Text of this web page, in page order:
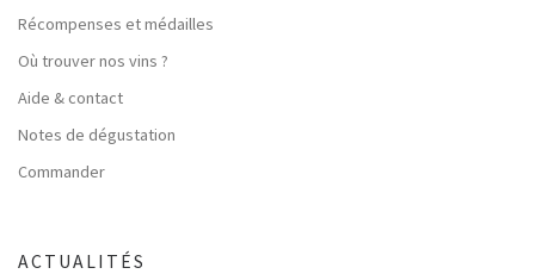
Récompenses et médailles
Où trouver nos vins ?
Aide & contact
Notes de dégustation
Commander
ACTUALITÉS